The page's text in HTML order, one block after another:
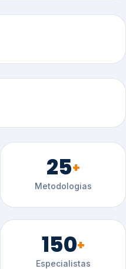
25+
Metodologias
150+
Especialistas